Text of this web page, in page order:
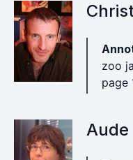
zoo
page
Aude